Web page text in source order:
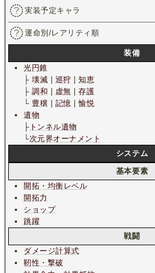
実装予定キャラ
運命別/レアリティ順
装備
光円錐
├壊滅 巡狩 |知恵
├調和 虚無 |存護
└ 豊穣 記憶 |愉悦
遺物
├トンネル遺物
└次元界オーナメント
システム
基本要素
開拓・均衡レベル
開拓力
ショップ
跳躍
戦闘
ダメージ計算式
靭性・撃破